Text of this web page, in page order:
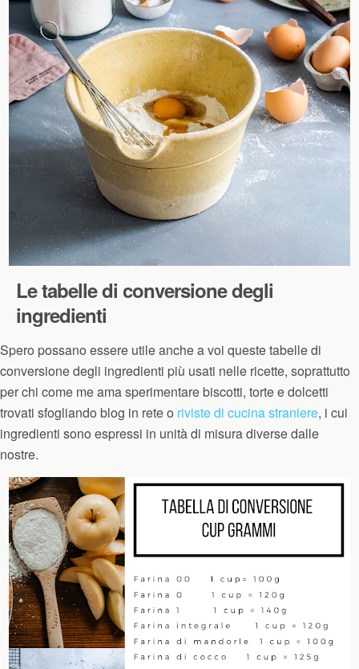
Le tabelle di conversione degli
ingredienti
Spero possano essere utile anche a voi queste tabelle di
conversione degli ingredienti più usati nelle ricette, soprattutto
per chi come me ama sperimentare biscotti, torte e dolcetti
trovati sfogliando blog in rete o riviste di cucina straniere, i cui
ingredienti sono espressi in unità di misura diverse dalle
nostre.